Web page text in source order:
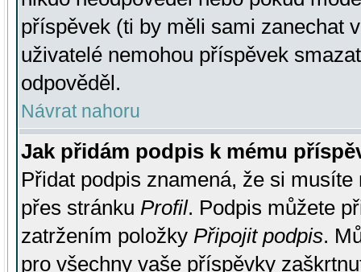
příspěvek (ti by měli sami zanechat
uživatelé nemohou příspěvek
odpověděl.
Návrat nahoru
Jak přidám podpis k mému
Přidat podpis znamená, že si
přes stránku Profil. Podpis můžete
zatržením položky Připojit podpis.
pro všechny vaše příspěvky